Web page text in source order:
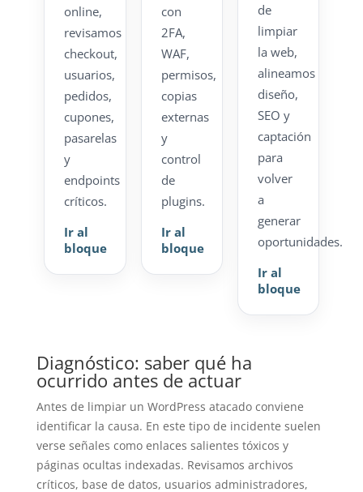
online,
revisamos
checkout,
usuarios,
pedidos,
cupones,
pasarelas
y
endpoints
críticos.
Ir al
bloque
con
2FA,
WAF,
permisos,
copias
externas
y
control
de
plugins.
Ir al
bloque
de
limpiar
la web,
alineamos
diseño,
SEO y
captación
para
volver
a
generar
oportunidades.
Ir al
bloque
Diagnóstico: saber qué ha
ocurrido antes de actuar
Antes de limpiar un WordPress atacado conviene
identificar la causa. En este tipo de incidente suelen
verse señales como enlaces salientes tóxicos y
páginas ocultas indexadas. Revisamos archivos
críticos, base de datos, usuarios administradores,